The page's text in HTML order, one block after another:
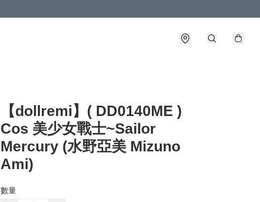
【dollremi】( DD0140ME )
Cos 美少女戰士~Sailor
Mercury (水野亞美 Mizuno
Ami)
數量